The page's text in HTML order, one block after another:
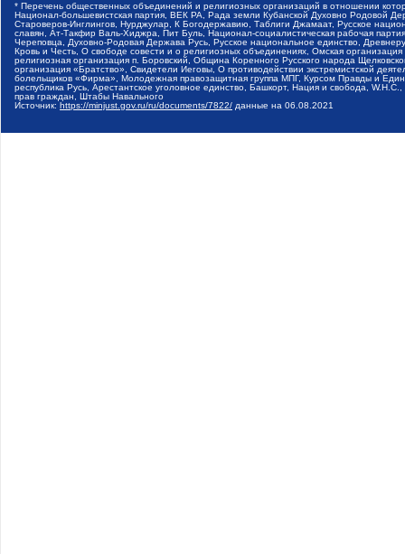
* Перечень общественных объединений и религиозных организаций в отношении
Национал-большевистская партия, ВЕК РА, Рада земли Кубанской Духовно Родовой
Староверов-Инглингов, Нурджулар, К Богодержавию, Таблиги Джамаат, Русское
славян, Ат-Такфир Валь-Хиджра, Пит Буль, Национал-социалистическая рабочая
Череповца, Духовно-Родовая Держава Русь, Русское национальное единство,
Кровь и Честь, О свободе совести и о религиозных объединениях, Омская
религиозная организация п. Боровский, Община Коренного Русского народа
организация «Братство», Свидетели Иеговы, О противодействии экстремистской
болельщиков «Фирма», Молодежная правозащитная группа МПГ, Курсом Правды и
республика Русь, Арестантское уголовное единство, Башкорт, Нация и свобода,
прав граждан, Штабы Навального
Источник: https://minjust.gov.ru/ru/documents/7822/ данные на 06.08.2021